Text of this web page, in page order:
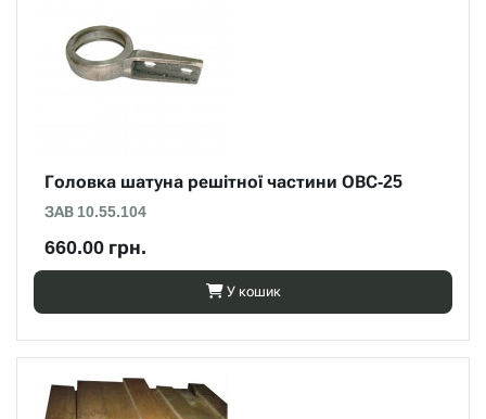
Головка шатуна решітної частини ОВС-25
ЗАВ 10.55.104
660.00 грн.
У кошик